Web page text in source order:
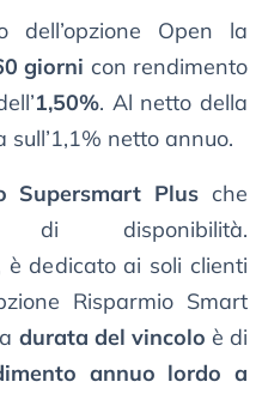
dell’opzione Open la
giorni con rendimento
1,50%. Al netto della
netto annuo.
Supersmart Plus che
di disponibilità.
è dedicato ai soli clienti
Risparmio Smart
durata del vincolo è di
annuo lordo a